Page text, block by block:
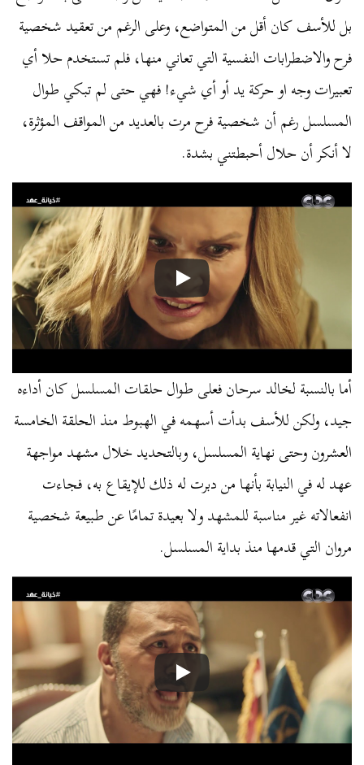
بل للأسف كان أقل من المتواضع، وعلى الرغم من تعقيد شخصية
فرح والاضطرابات النفسية التي تعاني منها، فلم تستخدم حلا أي
تعبيرات وجه او حركة يد أو أي شيء! فهي حتى لم تبكي طوال
المسلسل رغم أن شخصية فرح مرت بالعديد من المواقف المؤثرة،
لا أنكر أن حلال أحبطتني بشدة.
أما بالنسبة لخالد سرحان فعلى طوال حلقات المسلسل كان أداءه
جيد، ولكن للأسف بدأت أسهمه في الهبوط منذ الحلقة الخامسة
العشرون وحتى نهاية المسلسل، وبالتحديد خلال مشهد مواجهة
عهد له في النيابة بأنها من دبرت له ذلك للإيقاع به، فجاءت
انفعالاته غير مناسبة للمشهد ولا بعيدة تمامًا عن طبيعة شخصية
مروان التي قدمها منذ بداية المسلسل.